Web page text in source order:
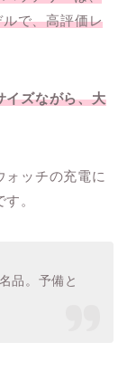
で、高評価レ
イズながら、大
ォッチの充電に
。
品。予備と